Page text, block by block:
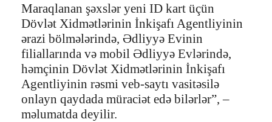
Maraqlanan şəxslər yeni ID kart üçün
Dövlət Xidmətlərinin İnkişafı Agentliyinin
ərazi bölmələrində, Ədliyyə Evinin
filiallarında və mobil Ədliyyə Evlərində,
həmçinin Dövlət Xidmətlərinin İnkişafı
Agentliyinin rəsmi veb-saytı vasitəsilə
onlayn qaydada müraciət edə bilərlər”, –
məlumatda deyilir.